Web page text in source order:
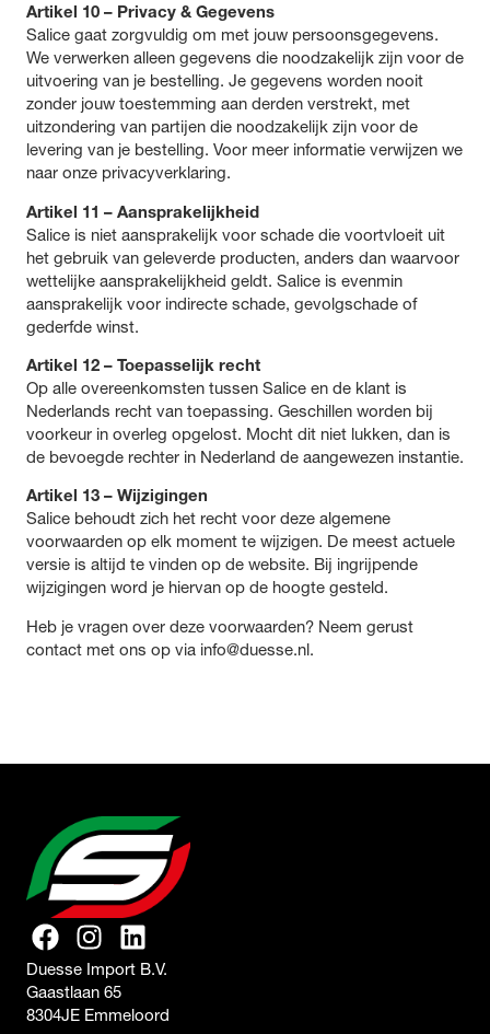
Artikel 10 – Privacy & Gegevens
Salice gaat zorgvuldig om met jouw persoonsgegevens.
We verwerken alleen gegevens die noodzakelijk zijn voor de
uitvoering van je bestelling. Je gegevens worden nooit
zonder jouw toestemming aan derden verstrekt, met
uitzondering van partijen die noodzakelijk zijn voor de
levering van je bestelling. Voor meer informatie verwijzen we
naar onze privacyverklaring.
Artikel 11 – Aansprakelijkheid
Salice is niet aansprakelijk voor schade die voortvloeit uit
het gebruik van geleverde producten, anders dan waarvoor
wettelijke aansprakelijkheid geldt. Salice is evenmin
aansprakelijk voor indirecte schade, gevolgschade of
gederfde winst.
Artikel 12 – Toepasselijk recht
Op alle overeenkomsten tussen Salice en de klant is
Nederlands recht van toepassing. Geschillen worden bij
voorkeur in overleg opgelost. Mocht dit niet lukken, dan is
de bevoegde rechter in Nederland de aangewezen instantie.
Artikel 13 – Wijzigingen
Salice behoudt zich het recht voor deze algemene
voorwaarden op elk moment te wijzigen. De meest actuele
versie is altijd te vinden op de website. Bij ingrijpende
wijzigingen word je hiervan op de hoogte gesteld.
Heb je vragen over deze voorwaarden? Neem gerust
contact met ons op via info@duesse.nl.
Duesse Import B.V.
Gaastlaan 65
8304JE Emmeloord